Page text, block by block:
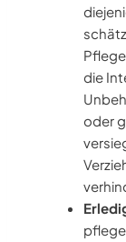
die
oder